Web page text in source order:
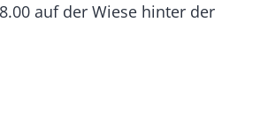
auf der Wiese hinter der